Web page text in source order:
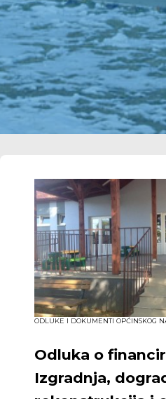
ODLUKE I DOKUMENTI OPĆINSKOG
Odluka o
Izgradnja,